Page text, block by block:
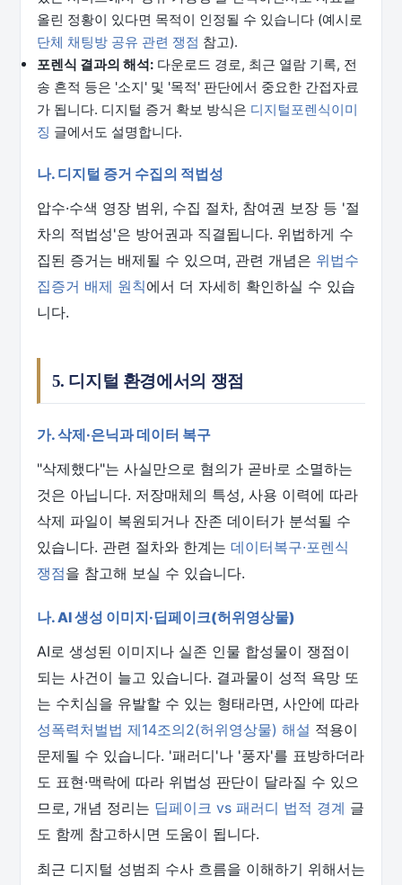
올린 정황이 있다면 목적이 인정될 수 있습니다 (예시로
단체 채팅방 공유 관련 쟁점 참고).
포렌식 결과의 해석: 다운로드 경로, 최근 열람 기록, 전
송 흔적 등은 '소지' 및 '목적' 판단에서 중요한 간접자료
가 됩니다. 디지털 증거 확보 방식은 디지털포렌식이미
징 글에서도 설명합니다.
나. 디지털 증거 수집의 적법성
압수·수색 영장 범위, 수집 절차, 참여권 보장 등 '절
차의 적법성'은 방어권과 직결됩니다. 위법하게 수
집된 증거는 배제될 수 있으며, 관련 개념은 위법수
집증거 배제 원칙에서 더 자세히 확인하실 수 있습
니다.
5. 디지털 환경에서의 쟁점
가. 삭제·은닉과 데이터 복구
"삭제했다"는 사실만으로 혐의가 곧바로 소멸하는
것은 아닙니다. 저장매체의 특성, 사용 이력에 따라
삭제 파일이 복원되거나 잔존 데이터가 분석될 수
있습니다. 관련 절차와 한계는 데이터복구·포렌식
쟁점을 참고해 보실 수 있습니다.
나. AI 생성 이미지·딥페이크(허위영상물)
AI로 생성된 이미지나 실존 인물 합성물이 쟁점이
되는 사건이 늘고 있습니다. 결과물이 성적 욕망 또
는 수치심을 유발할 수 있는 형태라면, 사안에 따라
성폭력처벌법 제14조의2(허위영상물) 해설 적용이
문제될 수 있습니다. '패러디'나 '풍자'를 표방하더라
도 표현·맥락에 따라 위법성 판단이 달라질 수 있으
므로, 개념 정리는 딥페이크 vs 패러디 법적 경계 글
도 함께 참고하시면 도움이 됩니다.
최근 디지털 성범죄 수사 흐름을 이해하기 위해서는